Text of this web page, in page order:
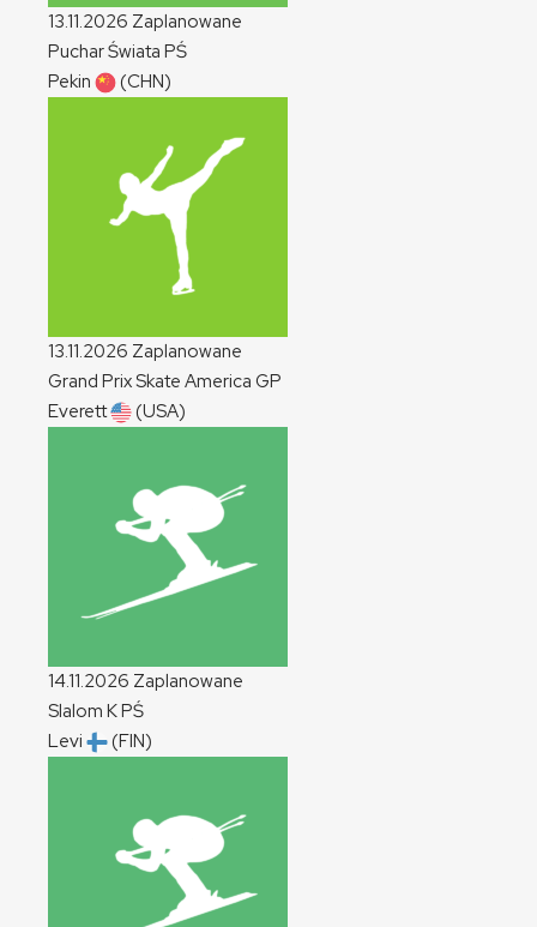
13.11.2026 Zaplanowane
Puchar Świata PŚ
Pekin
(CHN)
13.11.2026 Zaplanowane
Grand Prix Skate America GP
Everett
(USA)
14.11.2026 Zaplanowane
Slalom KPŚ
Levi
(FIN)